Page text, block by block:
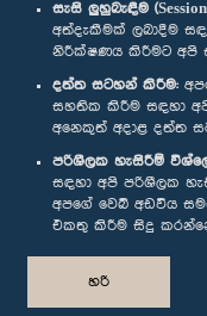
සැසි ලුහුබැඳීම
අත්දැකීමක් ලබාදීම
නිරීක්ෂණය කිරීමට අපි
දත්ත සටහන් කිරීම:
සහතික කිරීම සඳහා
අනෙකුත් අදාළ දත්ත
පරිශීලක හැසිරීම්
සඳහා අපි පරිශීලක
අපගේ වෙබ් අඩවිය
එකතු කිරීම සිදු
හරි
අප හා සම්බන්ධ වී
සම්මාන
පෞද්ගලිකත්ව ප්‍රතිපත්තිය